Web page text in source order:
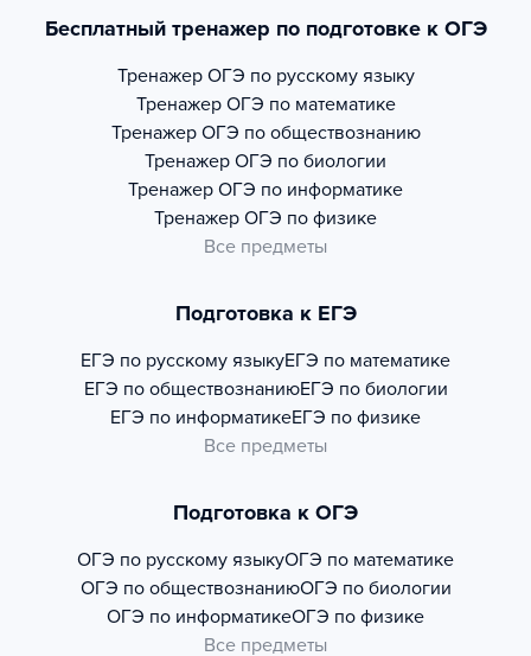
Бесплатный тренажер по подготовке к ОГЭ
Тренажер ОГЭ по русскому языку
Тренажер ОГЭ по математике
Тренажер ОГЭ по обществознанию
Тренажер ОГЭ по биологии
Тренажер ОГЭ по информатике
Тренажер ОГЭ по физике
Все предметы
Подготовка к ЕГЭ
ЕГЭ по русскому языкуЕГЭ по математике
ЕГЭ по обществознаниюЕГЭ по биологии
ЕГЭ по информатикеЕГЭ по физике
Все предметы
Подготовка к ОГЭ
ОГЭ по русскому языкуОГЭ по математике
ОГЭ по обществознаниюОГЭ по биологии
ОГЭ по информатикеОГЭ по физике
Все предметы